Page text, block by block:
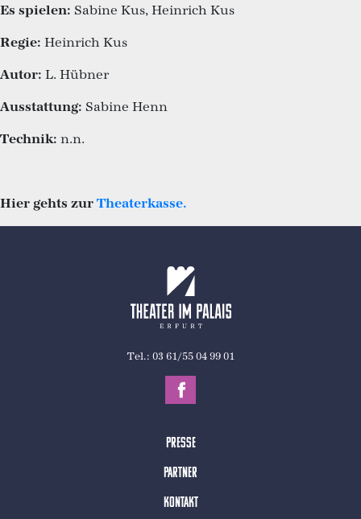
Es spielen: Sabine Kus, Heinrich Kus
Regie: Heinrich Kus
Autor: L. Hübner
Ausstattung: Sabine Henn
Technik: n.n.
Hier gehts zur Theaterkasse.
Tel.: 03 61/55 04 99 01
Presse
Partner
Kontakt